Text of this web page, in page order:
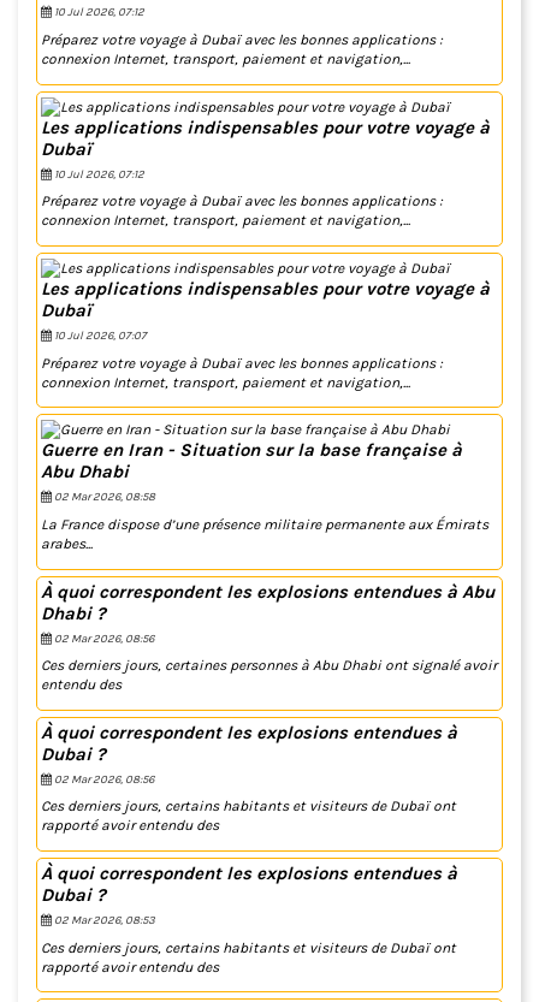
10 Jul 2026, 07:12
Préparez votre voyage à Dubaï avec les bonnes applications :
connexion Internet, transport, paiement et navigation,...
Les applications indispensables pour votre voyage à
Dubaï
10 Jul 2026, 07:12
Préparez votre voyage à Dubaï avec les bonnes applications :
connexion Internet, transport, paiement et navigation,...
Les applications indispensables pour votre voyage à
Dubaï
10 Jul 2026, 07:07
Préparez votre voyage à Dubaï avec les bonnes applications :
connexion Internet, transport, paiement et navigation,...
Guerre en Iran - Situation sur la base française à
Abu Dhabi
02 Mar 2026, 08:58
La France dispose d’une présence militaire permanente aux Émirats
arabes...
À quoi correspondent les explosions entendues à Abu
Dhabi ?
02 Mar 2026, 08:56
Ces derniers jours, certaines personnes à Abu Dhabi ont signalé avoir
entendu des
À quoi correspondent les explosions entendues à
Dubai ?
02 Mar 2026, 08:56
Ces derniers jours, certains habitants et visiteurs de Dubaï ont
rapporté avoir entendu des
À quoi correspondent les explosions entendues à
Dubai ?
02 Mar 2026, 08:53
Ces derniers jours, certains habitants et visiteurs de Dubaï ont
rapporté avoir entendu des